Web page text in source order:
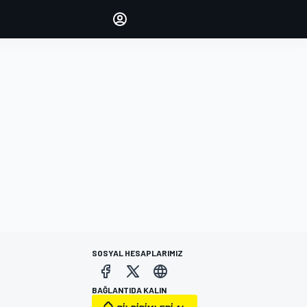
SOSYAL HESAPLARIMIZ
BAĞLANTIDA KALIN